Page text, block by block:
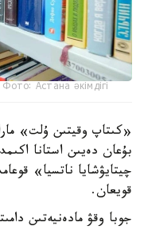
Фото: Астана әкімдігі
«كىتاپ وقيتىن ۇلت»
بۇعان دەيىن استانا
چيتايۋشايا ناتسيا»
قويعان.
جوبا وقۋ مادەنيەتىن